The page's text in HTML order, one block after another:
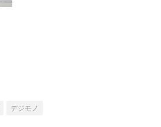
デジモノ